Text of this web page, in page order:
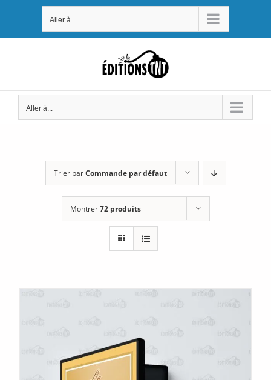
contenu
Aller à...
Aller à...
Trier parCommande par défaut
Montrer72 produits